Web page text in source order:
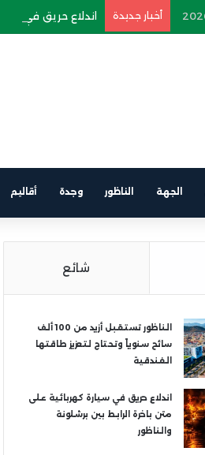
أخبار جديدة اندلاع حريق في
الجهة الناظور وجدة أقاليم
شائع
الناظور تستقبل أزيد من 100 ألف
سائح سنوياً وتحتاج لتعزيز طاقتها
الفندقية
اندلاع حريق في سيارة كهربائية على
متن باخرة الرابط بين برشلونة
والناظور